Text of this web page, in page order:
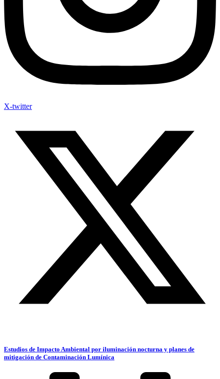
X-twitter
Estudios de Impacto Ambiental por iluminación nocturna y planes de
mitigación de Contaminación Lumínica